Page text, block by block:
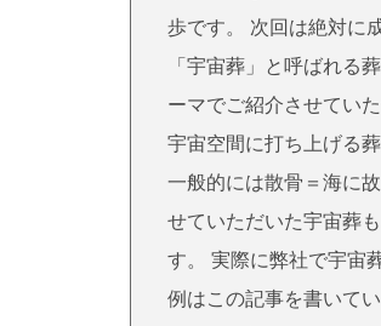
歩です。 次回は絶対に
「宇宙葬」と呼ばれる
ーマでご紹介させてい
宇宙空間に打ち上げる
一般的には散骨＝海に
せていただいた宇宙葬
す。 実際に弊社で宇宙
例はこの記事を書いて